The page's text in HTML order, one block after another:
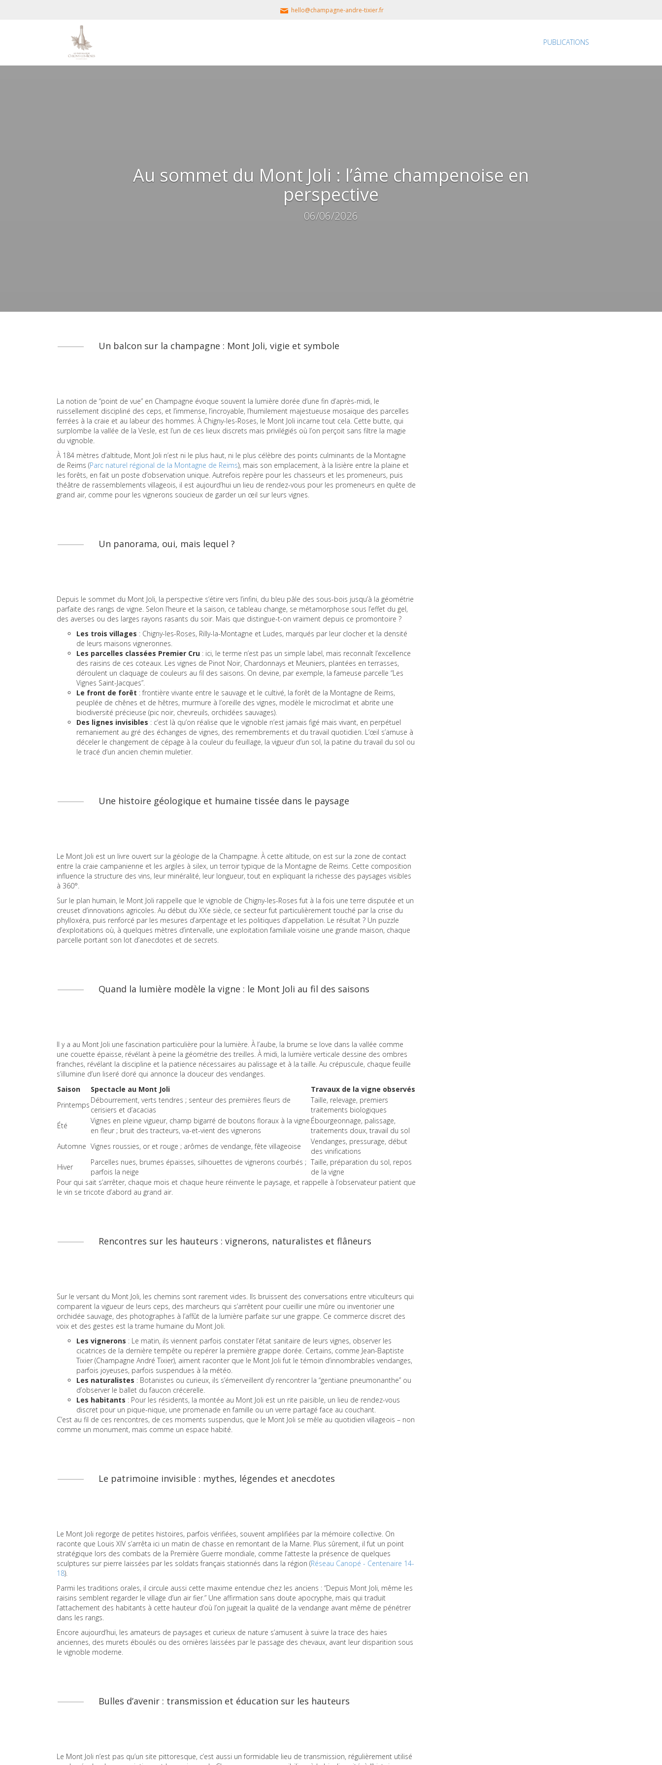
hello@champagne-andre-tixier.fr
PUBLICATIONS
Au sommet du Mont Joli : l’âme champenoise en
perspective
06/06/2026
Un balcon sur la champagne : Mont Joli, vigie et symbole
La notion de “point de vue” en Champagne évoque souvent la lumière dorée d’une fin d’après-midi, le
ruissellement discipliné des ceps, et l’immense, l’incroyable, l’humilement majestueuse mosaïque des parcelles
ferrées à la craie et au labeur des hommes. À Chigny-les-Roses, le Mont Joli incarne tout cela. Cette butte, qui
surplombe la vallée de la Vesle, est l’un de ces lieux discrets mais privilégiés où l’on perçoit sans filtre la magie
du vignoble.
À 184 mètres d’altitude, Mont Joli n’est ni le plus haut, ni le plus célèbre des points culminants de la Montagne
de Reims (Parc naturel régional de la Montagne de Reims), mais son emplacement, à la lisière entre la plaine et
les forêts, en fait un poste d’observation unique. Autrefois repère pour les chasseurs et les promeneurs, puis
théâtre de rassemblements villageois, il est aujourd’hui un lieu de rendez-vous pour les promeneurs en quête de
grand air, comme pour les vignerons soucieux de garder un œil sur leurs vignes.
Un panorama, oui, mais lequel ?
Depuis le sommet du Mont Joli, la perspective s’étire vers l’infini, du bleu pâle des sous-bois jusqu’à la géométrie
parfaite des rangs de vigne. Selon l’heure et la saison, ce tableau change, se métamorphose sous l’effet du gel,
des averses ou des larges rayons rasants du soir. Mais que distingue-t-on vraiment depuis ce promontoire ?
Les trois villages : Chigny-les-Roses, Rilly-la-Montagne et Ludes, marqués par leur clocher et la densité
de leurs maisons vigneronnes.
Les parcelles classées Premier Cru : ici, le terme n’est pas un simple label, mais reconnaît l’excellence
des raisins de ces coteaux. Les vignes de Pinot Noir, Chardonnays et Meuniers, plantées en terrasses,
déroulent un claquage de couleurs au fil des saisons. On devine, par exemple, la fameuse parcelle “Les
Vignes Saint-Jacques”.
Le front de forêt : frontière vivante entre le sauvage et le cultivé, la forêt de la Montagne de Reims,
peuplée de chênes et de hêtres, murmure à l’oreille des vignes, modèle le microclimat et abrite une
biodiversité précieuse (pic noir, chevreuils, orchidées sauvages).
Des lignes invisibles : c’est là qu’on réalise que le vignoble n’est jamais figé mais vivant, en perpétuel
remaniement au gré des échanges de vignes, des remembrements et du travail quotidien. L’œil s’amuse à
déceler le changement de cépage à la couleur du feuillage, la vigueur d’un sol, la patine du travail du sol ou
le tracé d’un ancien chemin muletier.
Une histoire géologique et humaine tissée dans le paysage
Le Mont Joli est un livre ouvert sur la géologie de la Champagne. À cette altitude, on est sur la zone de contact
entre la craie campanienne et les argiles à silex, un terroir typique de la Montagne de Reims. Cette composition
influence la structure des vins, leur minéralité, leur longueur, tout en expliquant la richesse des paysages visibles
à 360°.
Sur le plan humain, le Mont Joli rappelle que le vignoble de Chigny-les-Roses fut à la fois une terre disputée et un
creuset d’innovations agricoles. Au début du XXe siècle, ce secteur fut particulièrement touché par la crise du
phylloxéra, puis renforcé par les mesures d’arpentage et les politiques d’appellation. Le résultat ? Un puzzle
d’exploitations où, à quelques mètres d’intervalle, une exploitation familiale voisine une grande maison, chaque
parcelle portant son lot d’anecdotes et de secrets.
Quand la lumière modèle la vigne : le Mont Joli au fil des saisons
Il y a au Mont Joli une fascination particulière pour la lumière. À l’aube, la brume se love dans la vallée comme
une couette épaisse, révélant à peine la géométrie des treilles. À midi, la lumière verticale dessine des ombres
franches, révélant la discipline et la patience nécessaires au palissage et à la taille. Au crépuscule, chaque feuille
s’illumine d’un liseré doré qui annonce la douceur des vendanges.
Saison
Spectacle au Mont Joli
Travaux de la vigne observés
Printemps
Débourrement, verts tendres ; senteur des premières fleurs de
cerisiers et d’acacias
Taille, relevage, premiers
traitements biologiques
Été
Vignes en pleine vigueur, champ bigarré de boutons floraux à la vigne
en fleur ; bruit des tracteurs, va-et-vient des vignerons
Ébourgeonnage, palissage,
traitements doux, travail du sol
Automne Vignes roussies, or et rouge ; arômes de vendange, fête villageoise
Vendanges, pressurage, début
des vinifications
Hiver
Parcelles nues, brumes épaisses, silhouettes de vignerons courbés ;
parfois la neige
Taille, préparation du sol, repos
de la vigne
Pour qui sait s’arrêter, chaque mois et chaque heure réinvente le paysage, et rappelle à l’observateur patient que
le vin se tricote d’abord au grand air.
Rencontres sur les hauteurs : vignerons, naturalistes et flâneurs
Sur le versant du Mont Joli, les chemins sont rarement vides. Ils bruissent des conversations entre viticulteurs qui
comparent la vigueur de leurs ceps, des marcheurs qui s’arrêtent pour cueillir une mûre ou inventorier une
orchidée sauvage, des photographes à l’affût de la lumière parfaite sur une grappe. Ce commerce discret des
voix et des gestes est la trame humaine du Mont Joli.
Les vignerons : Le matin, ils viennent parfois constater l’état sanitaire de leurs vignes, observer les
cicatrices de la dernière tempête ou repérer la première grappe dorée. Certains, comme Jean-Baptiste
Tixier (Champagne André Tixier), aiment raconter que le Mont Joli fut le témoin d’innombrables vendanges,
parfois joyeuses, parfois suspendues à la météo.
Les naturalistes : Botanistes ou curieux, ils s’émerveillent d’y rencontrer la “gentiane pneumonanthe” ou
d’observer le ballet du faucon crécerelle.
Les habitants : Pour les résidents, la montée au Mont Joli est un rite paisible, un lieu de rendez-vous
discret pour un pique-nique, une promenade en famille ou un verre partagé face au couchant.
C’est au fil de ces rencontres, de ces moments suspendus, que le Mont Joli se mêle au quotidien villageois – non
comme un monument, mais comme un espace habité.
Le patrimoine invisible : mythes, légendes et anecdotes
Le Mont Joli regorge de petites histoires, parfois vérifiées, souvent amplifiées par la mémoire collective. On
raconte que Louis XIV s’arrêta ici un matin de chasse en remontant de la Marne. Plus sûrement, il fut un point
stratégique lors des combats de la Première Guerre mondiale, comme l’atteste la présence de quelques
sculptures sur pierre laissées par les soldats français stationnés dans la région (Réseau Canopé - Centenaire 14-
18).
Parmi les traditions orales, il circule aussi cette maxime entendue chez les anciens : “Depuis Mont Joli, même les
raisins semblent regarder le village d’un air fier.” Une affirmation sans doute apocryphe, mais qui traduit
l’attachement des habitants à cette hauteur d’où l’on jugeait la qualité de la vendange avant même de pénétrer
dans les rangs.
Encore aujourd’hui, les amateurs de paysages et curieux de nature s’amusent à suivre la trace des haies
anciennes, des murets éboulés ou des ornières laissées par le passage des chevaux, avant leur disparition sous
le vignoble moderne.
Bulles d’avenir : transmission et éducation sur les hauteurs
Le Mont Joli n’est pas qu’un site pittoresque, c’est aussi un formidable lieu de transmission, régulièrement utilisé